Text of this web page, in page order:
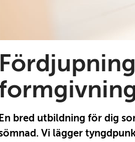
En bred utbildning för dig
Vi lägger